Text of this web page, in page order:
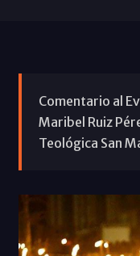
Comentario al
Maribel Ruiz
Teológica San